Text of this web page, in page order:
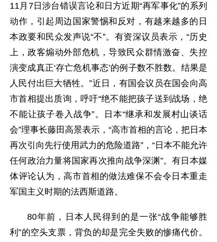
11月7日涉台错误言论和日方近期“再军事化”的系列
动作，引起周边国家警惕和反对，有越来越多的日
本政要和民众发声说“不”。有资深议员表示，“历史
上，政客煽动外部危机，导致民众群情激奋、失控
演变成真正‘存亡危机事态’的例子数不胜数。结果是
人民付出巨大牺牲。”近日，有国会议员在国会向高
市首相提出质询，呼吁“绝不能把孩子送到战场，绝
不能让孩子卷入战争”。日本“继承和发展村山谈话
会”理事长藤田高景表示，“高市首相的言论，把日本
再次引向先行使用武力的危险道路”，“日本不能允许
任何政治力量将国家再次推向战争深渊”。有日本媒
体评论认为，高市首相的做法难保不会令日本重走
军国主义时期的法西斯道路。
80年前，日本人民得到的是一张“战争能够胜
利”的空头支票，背负的却是完全失败的惨痛代价。